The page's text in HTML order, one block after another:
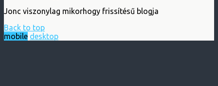
Jonc viszonylag mikorhogy frissítésű blogja
Back to top
mobile desktop